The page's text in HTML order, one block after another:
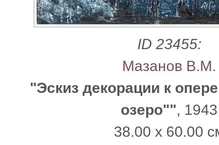
ID 23455:
Мазанов В.М.
"Эскиз декорации к
озеро"", 1943
38.00 x 60.00